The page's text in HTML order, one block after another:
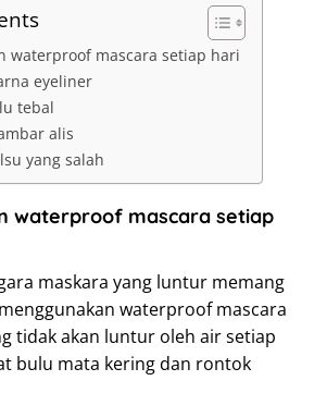
waterproof mascara setiap hari
eyeliner
tebal
alis
yang salah
waterproof mascara setiap
maskara yang luntur memang
waterproof mascara
tidak akan luntur oleh air setiap
bulu mata kering dan rontok